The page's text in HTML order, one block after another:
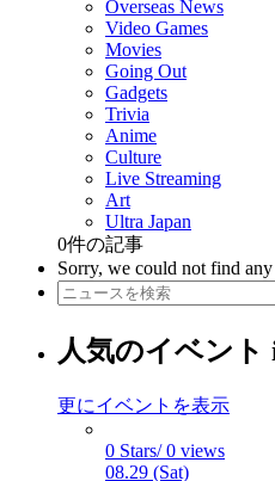
Overseas News
Video Games
Movies
Going Out
Gadgets
Trivia
Anime
Culture
Live Streaming
Art
Ultra Japan
0件の記事
Sorry, we could not find
人気のイベント
更にイベントを表示
0 Stars/ 0 views
08.29 (Sat)